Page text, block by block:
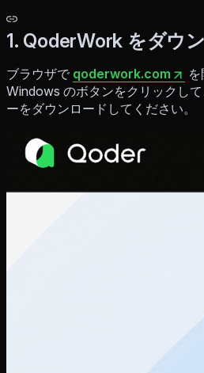
1. QoderWork をダウ
ブラウザで qoderwork.com
Windows のボタンをクリックし
ーをダウンロードしてください。